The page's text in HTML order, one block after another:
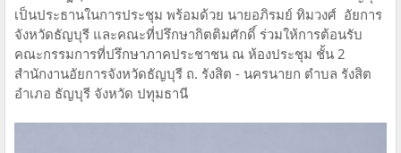
เป็นประธานในการประชุม พร้อมด้วย นายอภิรมย์ ทิมวงศ์ อัยการ
จังหวัดธัญบุรี และคณะที่ปรึกษากิตติมศักดิ์ ร่วมให้การต้อนรับ
คณะกรรมการที่ปรึกษาภาคประชาชน ณ ห้องประชุม ชั้น 2
สำนักงานอัยการจังหวัดธัญบุรี ถ. รังสิต - นครนายก ตำบล รังสิต
อำเภอ ธัญบุรี จังหวัด ปทุมธานี